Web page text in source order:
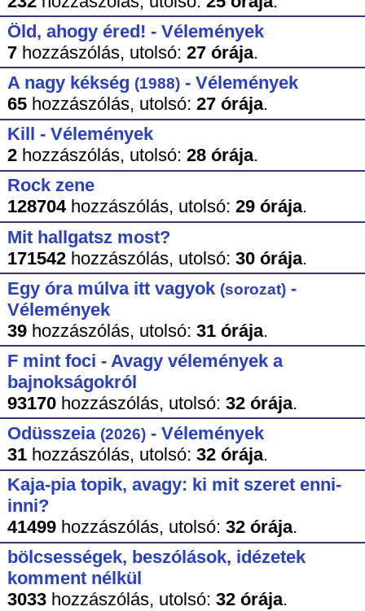
Öld, ahogy éred! - Vélemények
7hozzászólás, utolsó: 27 órája.
A nagy kékség (1988)- Vélemények
65hozzászólás, utolsó: 27 órája.
Kill - Vélemények
2hozzászólás, utolsó: 28 órája.
Rock zene
128704hozzászólás, utolsó: 29 órája.
Mit hallgatsz most?
171542hozzászólás, utolsó: 30 órája.
Egy óra múlva itt vagyok (sorozat)-
Vélemények
39hozzászólás, utolsó: 31 órája.
F mint foci - Avagy vélemények a
bajnokságokról
93170hozzászólás, utolsó: 32 órája.
Odüsszeia (2026)- Vélemények
31hozzászólás, utolsó: 32 órája.
Kaja-pia topik, avagy: ki mit szeret enni-
inni?
41499hozzászólás, utolsó: 32 órája.
bölcsességek, beszólások, idézetek
komment nélkül
3033hozzászólás, utolsó: 32 órája.